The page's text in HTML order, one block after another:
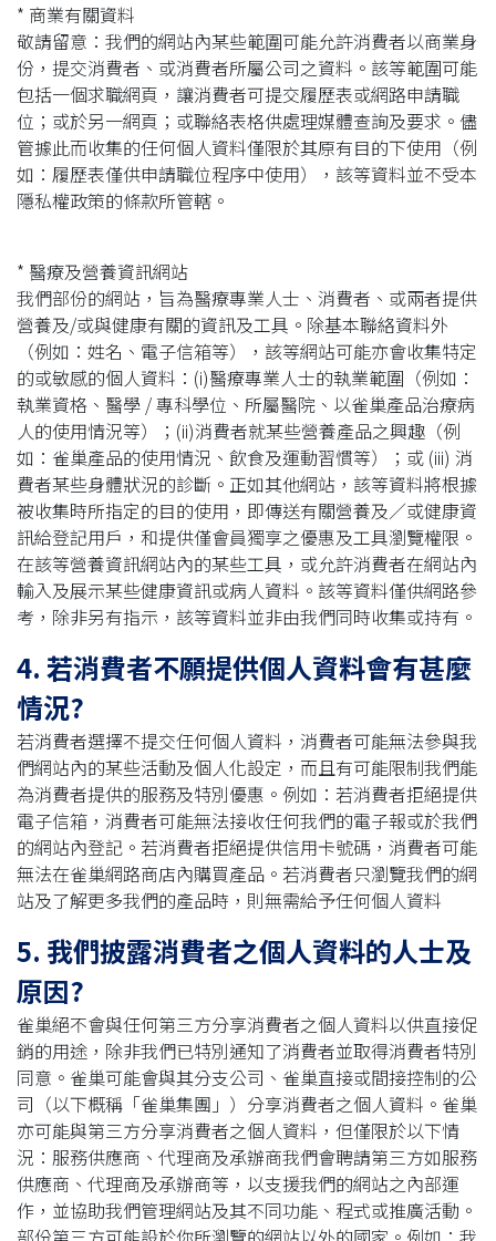
* 商業有關資料
敬請留意：我們的網站內某些範圍可能允許消費者以商業身
份，提交消費者、或消費者所屬公司之資料。該等範圍可能
包括一個求職網頁，讓消費者可提交履歷表或網路申請職
位；或於另一網頁；或聯絡表格供處理媒體查詢及要求。儘
管據此而收集的任何個人資料僅限於其原有目的下使用（例
如：履歷表僅供申請職位程序中使用），該等資料並不受本
隱私權政策的條款所管轄。
* 醫療及營養資訊網站
我們部份的網站，旨為醫療專業人士、消費者、或兩者提供
營養及/或與健康有關的資訊及工具。除基本聯絡資料外
（例如：姓名、電子信箱等），該等網站可能亦會收集特定
的或敏感的個人資料：(i)醫療專業人士的執業範圍（例如：
執業資格、醫學 / 專科學位、所屬醫院、以雀巢產品治療病
人的使用情況等）；(ii)消費者就某些營養產品之興趣（例
如：雀巢產品的使用情況、飲食及運動習慣等）；或 (iii) 消
費者某些身體狀況的診斷。正如其他網站，該等資料將根據
被收集時所指定的目的使用，即傳送有關營養及／或健康資
訊給登記用戶，和提供僅會員獨享之優惠及工具瀏覽權限。
在該等營養資訊網站內的某些工具，或允許消費者在網站內
輸入及展示某些健康資訊或病人資料。該等資料僅供網路參
考，除非另有指示，該等資料並非由我們同時收集或持有。
4. 若消費者不願提供個人資料會有甚麼
情況?
若消費者選擇不提交任何個人資料，消費者可能無法參與我
們網站內的某些活動及個人化設定，而且有可能限制我們能
為消費者提供的服務及特別優惠。例如：若消費者拒絕提供
電子信箱，消費者可能無法接收任何我們的電子報或於我們
的網站內登記。若消費者拒絕提供信用卡號碼，消費者可能
無法在雀巢網路商店內購買產品。若消費者只瀏覽我們的網
站及了解更多我們的產品時，則無需給予任何個人資料
5. 我們披露消費者之個人資料的人士及
原因?
雀巢絕不會與任何第三方分享消費者之個人資料以供直接促
銷的用途，除非我們已特別通知了消費者並取得消費者特別
同意。雀巢可能會與其分支公司、雀巢直接或間接控制的公
司（以下概稱「雀巢集團」）分享消費者之個人資料。雀巢
亦可能與第三方分享消費者之個人資料，但僅限於以下情
況：服務供應商、代理商及承辦商我們會聘請第三方如服務
供應商、代理商及承辦商等，以支援我們的網站之內部運
作，並協助我們管理網站及其不同功能、程式或推廣活動。